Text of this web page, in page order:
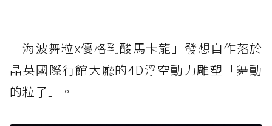
「海波舞粒x優格乳酸馬卡龍」發想自作落於
晶英國際行館大廳的4D浮空動力雕塑「舞動
的粒子」。